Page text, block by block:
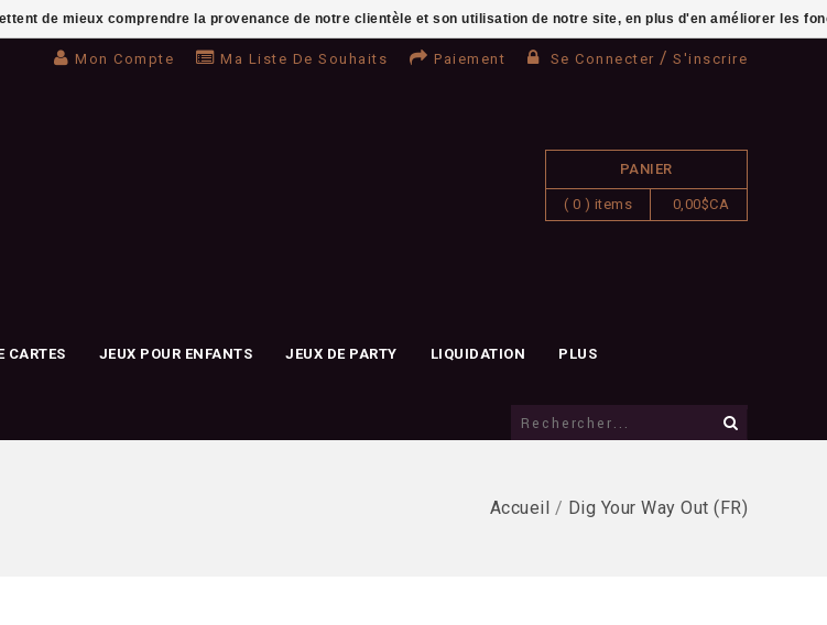
Mon Compte Ma Liste De Souhaits Paiement Se Connecter / S'inscrire
PANIER
( 0 ) items 0,00$CA
CARTES JEUX POUR ENFANTS JEUX DE PARTY LIQUIDATION PLUS
Accueil / Dig Your Way Out (FR)
de mieux comprendre la provenance de notre clientèle et son utilisation de notre site, en plus d'en améliorer les